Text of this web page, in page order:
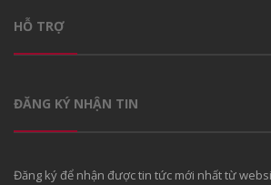
HỖ TRỢ
ĐĂNG KÝ NHẬN TIN
Đăng ký để nhận được tin tức mới nhất từ